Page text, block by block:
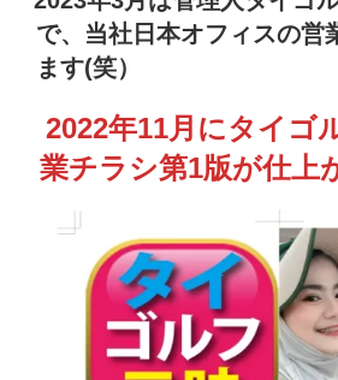
日:
で、当社日本オフィスの営
ます(笑）
2022年11月にタイゴ
業チラシ第1版が仕上